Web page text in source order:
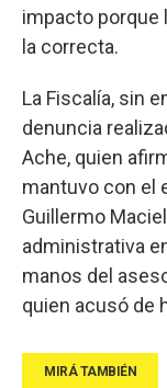
impacto porque
la correcta.
La Fiscalía, sin
denuncia
Ache, quien
mantuvo con el
Guillermo
administrativa
manos del
quien acusó de